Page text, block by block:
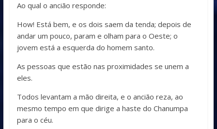
Ao qual o ancião responde:
How! Está bem, e os dois saem da tenda; depois de
andar um pouco, param e olham para o Oeste; o
jovem está a esquerda do homem santo.
As pessoas que estão nas proximidades se unem a
eles.
Todos levantam a mão direita, e o ancião reza, ao
mesmo tempo em que dirige a haste do Chanumpa
para o céu.